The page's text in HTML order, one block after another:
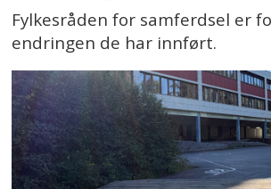
Fylkesråden for samferdsel er
endringen de har innført.